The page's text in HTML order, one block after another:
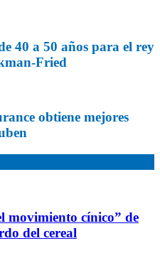
40 a 50 años para el rey
Fried
obtiene mejores
movimiento cínico” de
del cereal